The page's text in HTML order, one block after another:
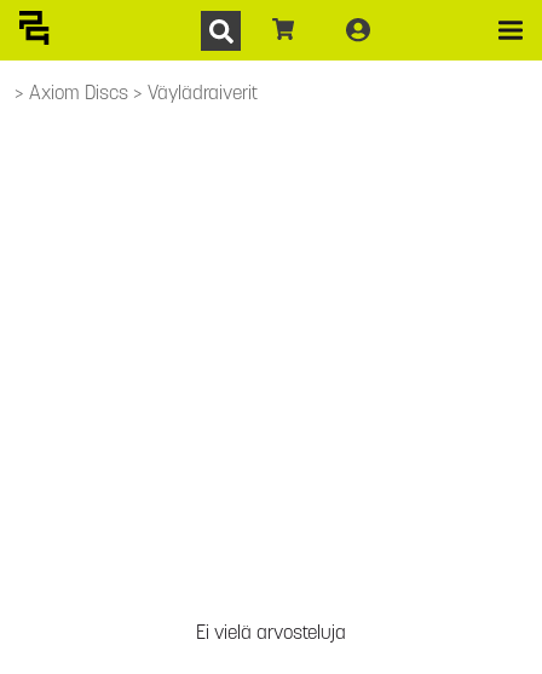
Axiom Discs Väylädraiverit
Ei vielä arvosteluja